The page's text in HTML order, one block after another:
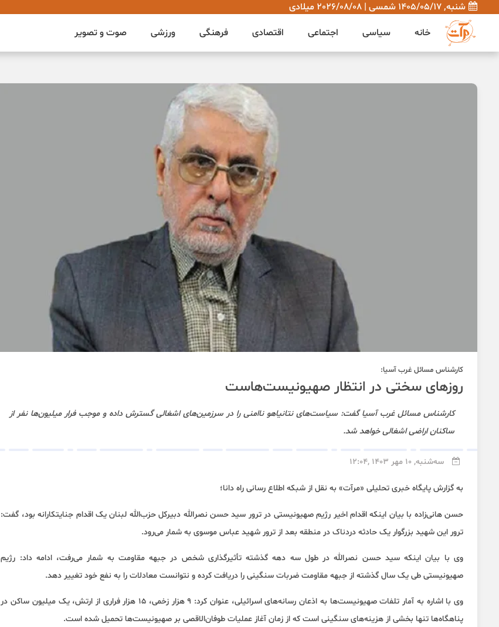
شنبه, 1405/05/17 شمسی | 2026/08/08 میلادی
خانه
سیاسی اجتماعی اقتصادی فرهنگی ورزشی صوت و تصویر
کارشناس مسائل غرب آسیا:
روزهای سختی در انتظار صهیونیست‌هاست
کارشناس مسائل غرب آسیا گفت: سیاست‌های نتانیاهو ناامنی را در سرزمین‌های اشغالی گسترش داده و موجب فرار میلیون‌ها نفر از
ساکنان اراضی اشغالی خواهد شد.
سه‌شنبه, 10 مهر 1403 ,12:04
به گزارش پایگاه خبری تحلیلی «مرآت» به نقل از شبکه اطلاع رسانی راه دانا؛
حسن هانی‌زاده با بیان اینکه اقدام اخیر رژیم صهیونیستی در ترور سید حسن نصرالله دبیرکل حزب‌الله لبنان یک اقدام جنایتکارانه بود، گفت:
ترور این شهید بزرگوار یک حادثه دردناک در منطقه بعد از ترور شهید عباس موسوی به شمار می‌رود.
وی با بیان اینکه سید حسن نصرالله در طول سه دهه گذشته تأثیرگذاری شخص در جبهه مقاومت به شمار می‌رفت، ادامه داد: رژیم
صهیونیستی طی یک سال گذشته از جبهه مقاومت ضربات سنگینی را دریافت کرده و نتوانست معادلات را به نفع خود تغییر دهد.
وی با اشاره به آمار تلفات صهیونیست‌ها به اذعان رسانه‌های اسرائیلی، عنوان کرد: ۹ هزار زخمی، ۱۵ هزار فراری از ارتش، یک میلیون ساکن در
پناهگاه‌ها تنها بخشی از هزینه‌های سنگینی است که از زمان آغاز عملیات طوفان‌الاقصی بر صهیونیست‌ها تحمیل شده است.